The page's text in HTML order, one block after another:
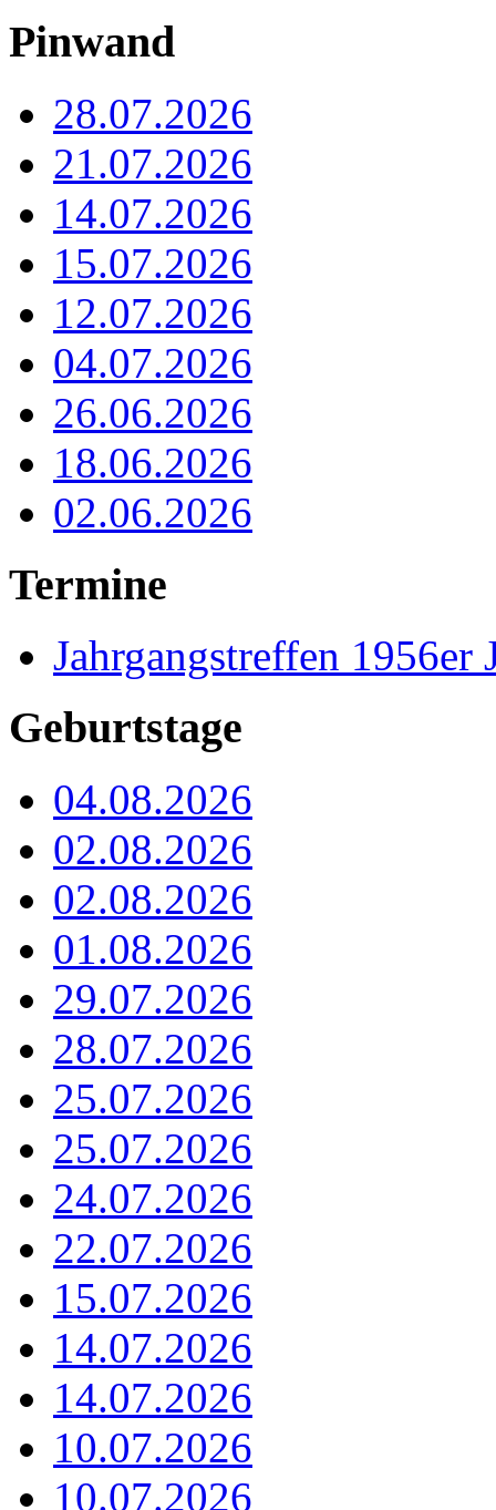
Pinwand
28.07.2026
21.07.2026
14.07.2026
15.07.2026
12.07.2026
04.07.2026
26.06.2026
18.06.2026
02.06.2026
Termine
Jahrgangstreffen 1956er
Geburtstage
04.08.2026
02.08.2026
02.08.2026
01.08.2026
29.07.2026
28.07.2026
25.07.2026
25.07.2026
24.07.2026
22.07.2026
15.07.2026
14.07.2026
14.07.2026
10.07.2026
10.07.2026